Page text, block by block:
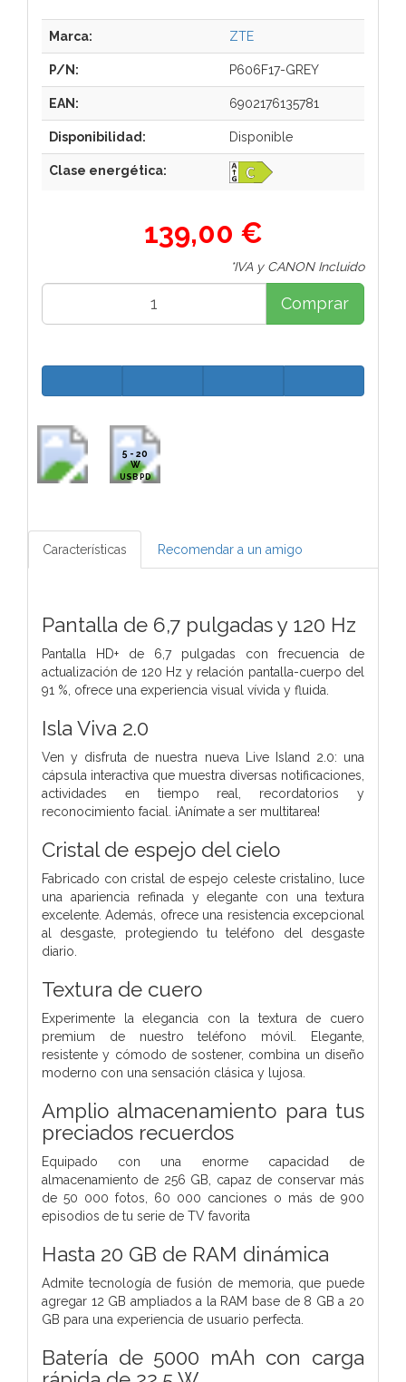
Marca: ZTE
P/N: P606F17-GREY
EAN: 6902176135781
Disponibilidad: Disponible
Clase energética:
139,00 €
*IVA y CANON Incluido
Comprar
5 - 20
W
USB PD
Características Recomendar a un amigo
Pantalla de 6,7 pulgadas y 120 Hz
Pantalla HD+ de 6,7 pulgadas con frecuencia de
actualización de 120 Hz y relación pantalla-cuerpo del
91 %, ofrece una experiencia visual vívida y fluida.
Isla Viva 2.0
Ven y disfruta de nuestra nueva Live Island 2.0: una
cápsula interactiva que muestra diversas notificaciones,
actividades en tiempo real, recordatorios y
reconocimiento facial. ¡Anímate a ser multitarea!
Cristal de espejo del cielo
Fabricado con cristal de espejo celeste cristalino, luce
una apariencia refinada y elegante con una textura
excelente. Además, ofrece una resistencia excepcional
al desgaste, protegiendo tu teléfono del desgaste
diario.
Textura de cuero
Experimente la elegancia con la textura de cuero
premium de nuestro teléfono móvil. Elegante,
resistente y cómodo de sostener, combina un diseño
moderno con una sensación clásica y lujosa.
Amplio almacenamiento para tus
preciados recuerdos
Equipado con una enorme capacidad de
almacenamiento de 256 GB, capaz de conservar más
de 50 000 fotos, 60 000 canciones o más de 900
episodios de tu serie de TV favorita
Hasta 20 GB de RAM dinámica
Admite tecnología de fusión de memoria, que puede
agregar 12 GB ampliados a la RAM base de 8 GB a 20
GB para una experiencia de usuario perfecta.
Batería de 5000 mAh con carga